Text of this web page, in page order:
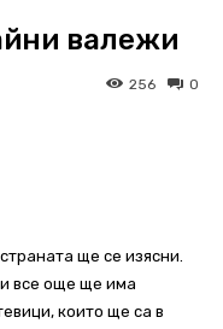
валежи
0
256
ще се изясни.
все още ще има
които ще са в